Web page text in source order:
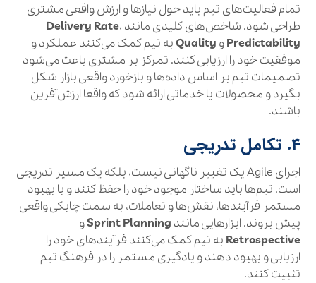
تمام فعالیت‌های تیم باید حول نیازها و ارزش واقعی مشتری
طراحی شود. شاخص‌های کلیدی مانند Delivery Rate،
Predictabilityو Qualityبه تیم کمک می‌کنند عملکرد و
موفقیت خود را ارزیابی کنند. تمرکز بر مشتری باعث می‌شود
تصمیمات تیم بر اساس داده‌ها و بازخورد واقعی بازار شکل
بگیرد و محصولات یا خدماتی ارائه شود که واقعا ارزش‌آفرین
باشند.
۴. تکامل تدریجی
اجرای Agile یک تغییر ناگهانی نیست، بلکه یک مسیر تدریجی
است. تیم‌ها باید ساختار موجود خود را حفظ کنند و با بهبود
مستمر فرآیندها، نقش‌ها و تعاملات، به سمت چابکی واقعی
پیش بروند. ابزارهایی مانند Sprint Planningو
Retrospective به تیم کمک می‌کنند فرآیندهای خود را
ارزیابی و بهبود دهند و یادگیری مستمر را در فرهنگ تیم
تثبیت کنند.